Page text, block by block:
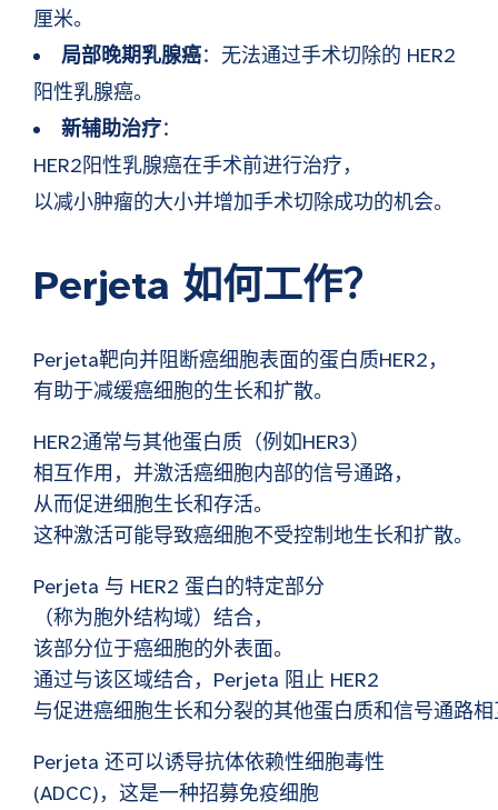
厘米。
局部晚期乳腺癌：无法通过手术切除的 HER2
阳性乳腺癌。
新辅助治疗：
HER2阳性乳腺癌在手术前进行治疗，
以减小肿瘤的大小并增加手术切除成功的机会。
Perjeta 如何工作？
Perjeta靶向并阻断癌细胞表面的蛋白质HER2，
有助于减缓癌细胞的生长和扩散。
HER2通常与其他蛋白质（例如HER3）
相互作用，并激活癌细胞内部的信号通路，
从而促进细胞生长和存活。
这种激活可能导致癌细胞不受控制地生长和扩散。
Perjeta 与 HER2 蛋白的特定部分
（称为胞外结构域）结合，
该部分位于癌细胞的外表面。
通过与该区域结合，Perjeta 阻止 HER2
与促进癌细胞生长和分裂的其他蛋白质和信号通路
Perjeta 还可以诱导抗体依赖性细胞毒性
(ADCC)，这是一种招募免疫细胞